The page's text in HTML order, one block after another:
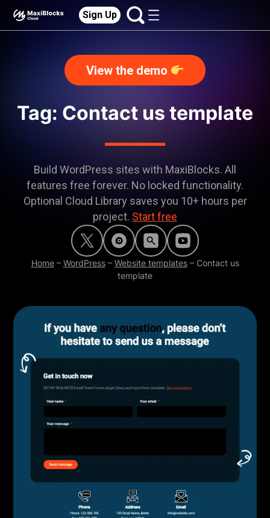
Sign Up
View the demo
Tag: Contact us template
Build WordPress sites with MaxiBlocks. All
features free forever. No locked functionality.
Optional Cloud Library saves you 10+ hours per
project. Start free
Home– WordPress– Website templates– Contact us
template